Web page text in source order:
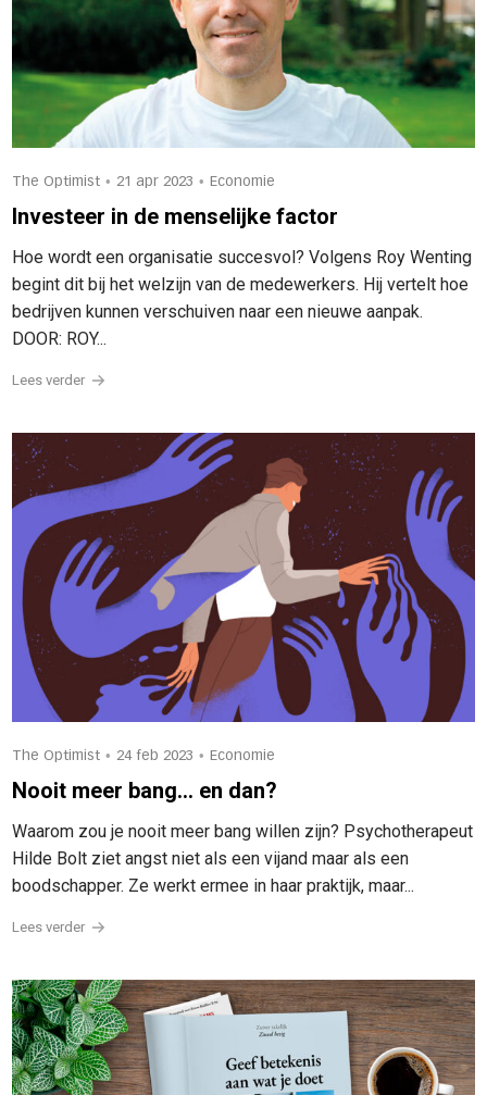
The Optimist • 21 apr 2023 • Economie
Investeer in de menselijke factor
Hoe wordt een organisatie succesvol? Volgens Roy Wenting
begint dit bij het welzijn van de medewerkers. Hij vertelt hoe
bedrijven kunnen verschuiven naar een nieuwe aanpak.
DOOR: ROY...
Lees verder
The Optimist • 24 feb 2023 • Economie
Nooit meer bang… en dan?
Waarom zou je nooit meer bang willen zijn? Psychotherapeut
Hilde Bolt ziet angst niet als een vijand maar als een
boodschapper. Ze werkt ermee in haar praktijk, maar...
Lees verder